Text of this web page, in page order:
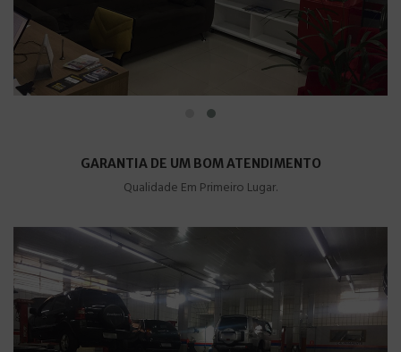
GARANTIA DE UM BOM ATENDIMENTO
Qualidade Em Primeiro Lugar.